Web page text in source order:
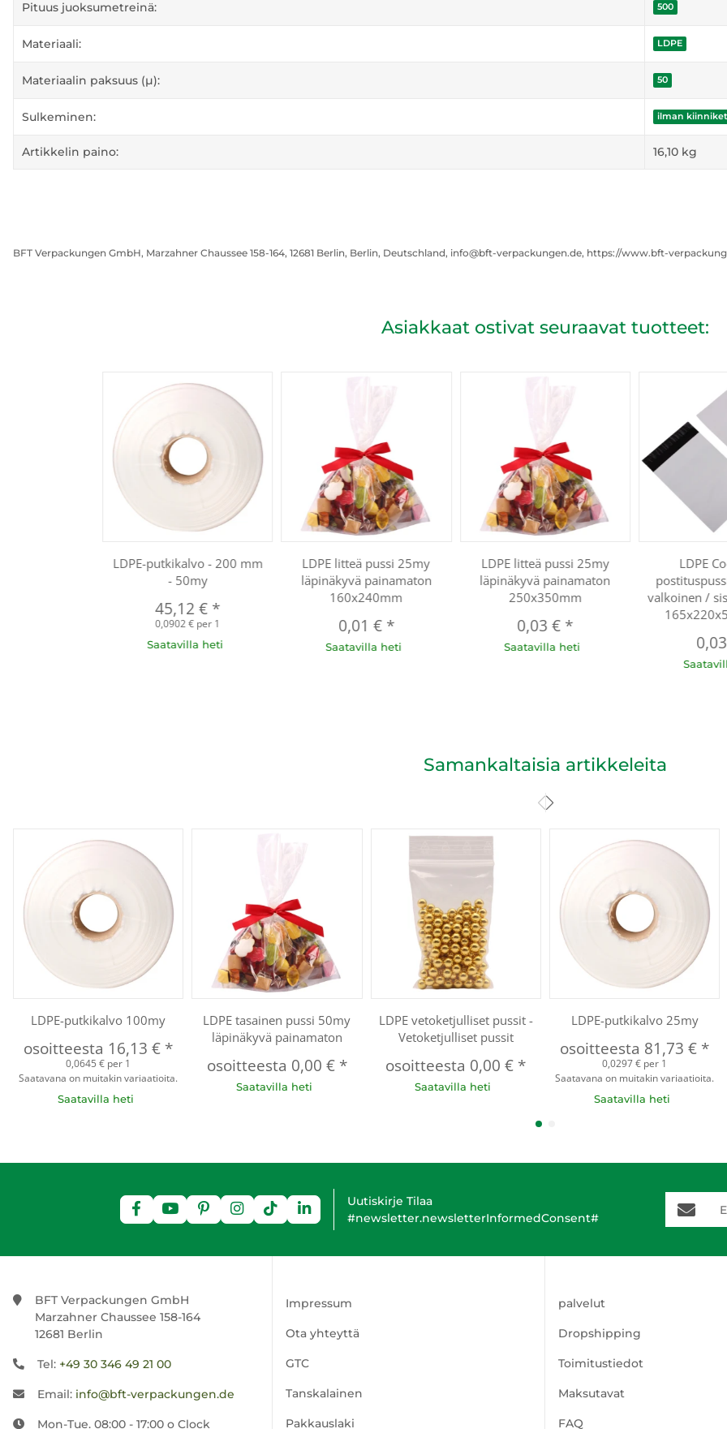
Pituus juoksumetreinä: 500
Materiaali: LDPE
Materiaalin paksuus (µ): 50
Sulkeminen: ilman
Artikkelin paino: 16,10 kg
BFT Verpackungen GmbH, Marzahner Chaussee 158-164, 12681 Berlin, Berlin, Deutschland, info@bft-verpackungen.de, https://www.bft-
Asiakkaat ostivat seuraavat tuotteet:
LDPE-putkikalvo - 200 mm
- 50my
45,12 € *
0,0902 € per 1
Saatavilla heti
LDPE litteä pussi 25my
läpinäkyvä painamaton
160x240mm
0,01 € *
Saatavilla heti
LDPE litteä pussi 25my
läpinäkyvä painamaton
250x350mm
0,03 € *
Saatavilla heti
LDPE
valkoinen /
Samankaltaisia artikkeleita
LDPE-putkikalvo 100my
osoitteesta 16,13 € *
0,0645 € per 1
Saatavana on muitakin variaatioita.
Saatavilla heti
LDPE tasainen pussi 50my
läpinäkyvä painamaton
osoitteesta 0,00 € *
Saatavilla heti
LDPE vetoketjulliset pussit -
Vetoketjulliset pussit
osoitteesta 0,00 € *
Saatavilla heti
LDPE-putkikalvo 25my
osoitteesta 81,73 € *
0,0297 € per 1
Saatavana on muitakin variaatioita.
Saatavilla heti
Uutiskirje Tilaa
#newsletter.newsletterInformedConsent#
E-Mail-
BFT Verpackungen GmbH
Marzahner Chaussee 158-164
12681 Berlin
Tel: +49 30 346 49 21 00
Email: info@bft-verpackungen.de
Mon-Tue. 08:00 - 17:00 o Clock
Impressum
Ota yhteyttä
GTC
Tanskalainen
Pakkauslaki
palvelut
Dropshipping
Toimitustiedot
Maksutavat
FAQ